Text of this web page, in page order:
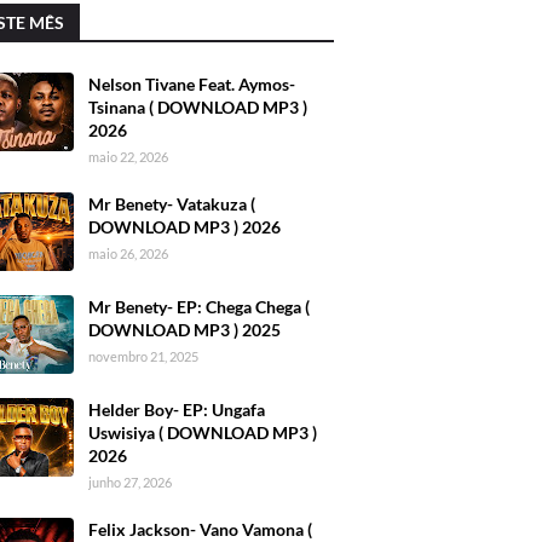
MÊS
Nelson Tivane Feat. Aymos-
Tsinana ( DOWNLOAD MP3 )
2026
maio 22, 2026
Mr Benety- Vatakuza (
DOWNLOAD MP3 ) 2026
maio 26, 2026
Mr Benety- EP: Chega Chega (
DOWNLOAD MP3 ) 2025
novembro 21, 2025
Helder Boy- EP: Ungafa
Uswisiya ( DOWNLOAD MP3 )
2026
junho 27, 2026
Felix Jackson- Vano Vamona (